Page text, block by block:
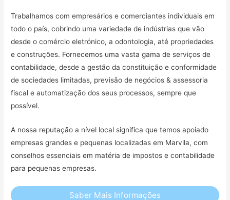
Trabalhamos com empresários e comerciantes individuais em
todo o país, cobrindo uma variedade de indústrias que vão
desde o comércio eletrónico, a odontologia, até propriedades
e construções. Fornecemos uma vasta gama de serviços de
contabilidade, desde a gestão da constituição e conformidade
de sociedades limitadas, previsão de negócios & assessoria
fiscal e automatização dos seus processos, sempre que
possível.
A nossa reputação a nível local significa que temos apoiado
empresas grandes e pequenas localizadas em Marvila, com
conselhos essenciais em matéria de impostos e contabilidade
para pequenas empresas.
Saber Mais Informações